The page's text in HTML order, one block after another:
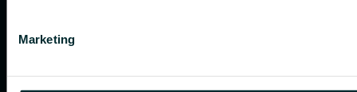
Marketing